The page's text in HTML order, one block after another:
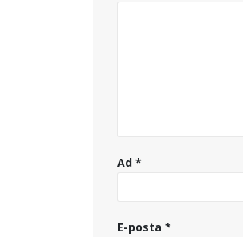
Ad *
E-posta *